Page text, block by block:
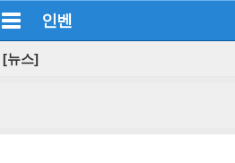
인벤
[뉴스]